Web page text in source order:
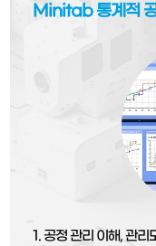
Minitab 통계적
1. 공정 관리 이해, 관리